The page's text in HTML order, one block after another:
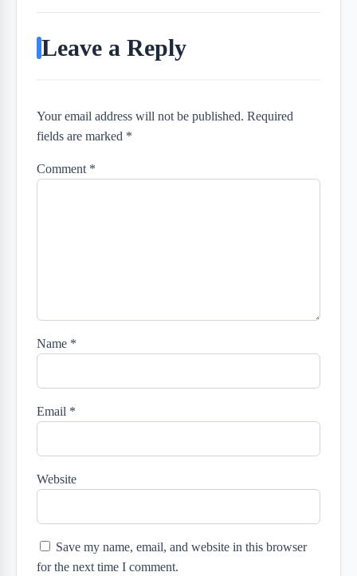
Leave a Reply
Your email address will not be published. Required
fields are marked *
Comment *
Name *
Email *
Website
Save my name, email, and website in this browser
for the next time I comment.